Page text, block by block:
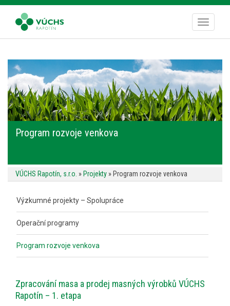
S
p
Program rozvoje venkova
VÚCHS Rapotín, s.r.o. » Projekty » Program rozvoje venkova
Výzkumné projekty – Spolupráce
Operační programy
Program rozvoje venkova
Zpracování masa a prodej masných výrobků VÚCHS
Rapotín – 1. etapa